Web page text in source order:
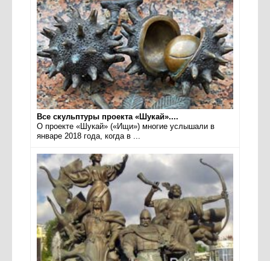
Все скульптуры проекта «Шукай»....
О проекте «Шукай» («Ищи») многие услышали в
январе 2018 года, когда в ...